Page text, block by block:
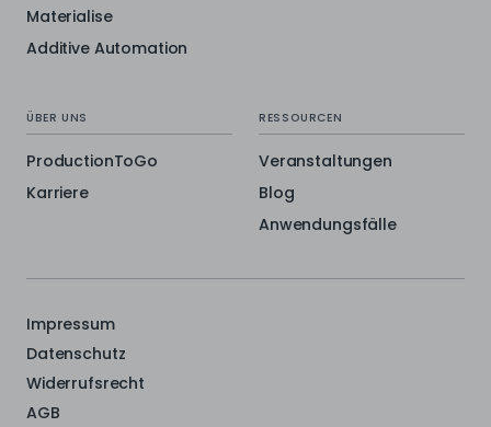
Materialise
Additive Automation
ÜBER UNS
ProductionToGo
Karriere
RESSOURCEN
Veranstaltungen
Blog
Anwendungsfälle
Impressum
Datenschutz
Widerrufsrecht
AGB